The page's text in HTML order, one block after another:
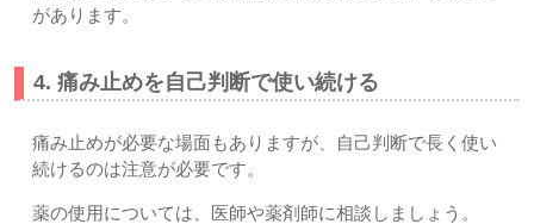
があります。
4. 痛み止めを自己判断で使い続ける
痛み止めが必要な場面もありますが、自己判断で長く使い
続けるのは注意が必要です。
薬の使用については、医師や薬剤師に相談しましょう。